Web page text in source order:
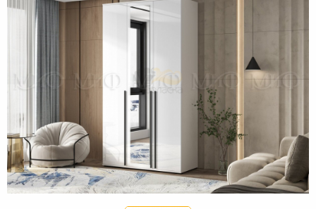
мебель
Мебель
прихожей
Комоды
Офисная
мебель
Столы
под
компьютер
Мебель
для
Мебель